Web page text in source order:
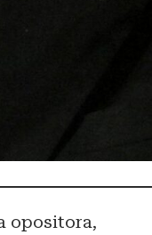
opositora,